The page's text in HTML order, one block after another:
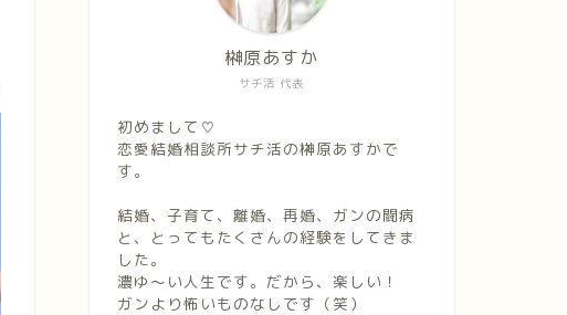
サチ活 代表
榊原あすか
初めまして♡
恋愛結婚相談所サチ活の榊原あすかで
す。
結婚、子育て、離婚、再婚、ガンの闘病
と、とってもたくさんの経験をしてきま
した。
濃ゆ〜い人生です。だから、楽しい！
ガンより怖いものなしです（笑）